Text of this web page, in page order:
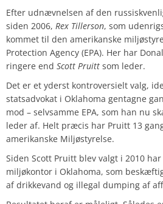
Efter udnævnelsen af den
siden 2006, Rex Tillerson, som
kommet til den amerikanske
Protection Agency (EPA). Her har
ringere end Scott Pruitt som leder.
Det er et yderst kontroversielt valg,
statsadvokat i Oklahoma gentagne
mod – selvsamme EPA, som han nu
leder af. Helt præcis har Pruitt 13
amerikanske Miljøstyrelse.
Siden Scott Pruitt blev valgt i 2010
miljøkontor i Oklahoma, som
af drikkevand og illegal dumping af